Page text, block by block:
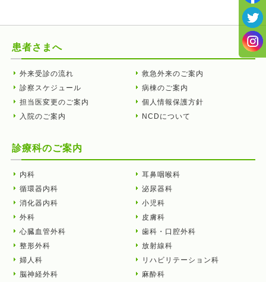
患者さまへ
外来受診の流れ
診察スケジュール
担当医変更のご案内
入院のご案内
救急外来のご案内
病棟のご案内
個人情報保護方針
NCDについて
診療科のご案内
内科
循環器内科
消化器内科
外科
心臓血管外科
整形外科
婦人科
脳神経外科
耳鼻咽喉科
泌尿器科
小児科
皮膚科
歯科・口腔外科
放射線科
リハビリテーション科
麻酔科